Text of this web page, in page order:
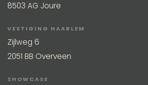
8503 AG Joure
VESTIGING HAARLEM
Zijlweg 6
2051 BB Overveen
SHOWCASE